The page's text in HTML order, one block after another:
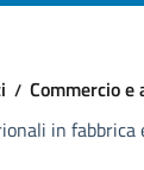
Commercio
in